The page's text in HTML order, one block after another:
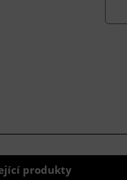
produkty